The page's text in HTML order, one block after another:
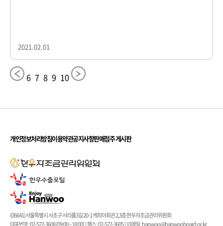
2021.02.01
6 7 8 9 10
개인정보처리방침이용약관공지사항판매점주 게시판
(06641)서울특별시 서초구 서리풀3길 20-1 케피아회관 2,3층 한우자조금관리위원회